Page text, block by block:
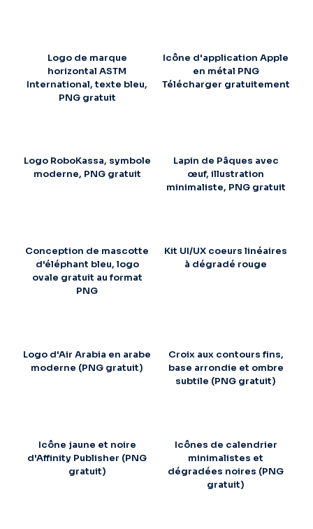
Logo de marque
horizontal ASTM
International, texte bleu,
PNG gratuit
Icône d'application Apple
en métal PNG
Télécharger gratuitement
Logo RoboKassa, symbole
moderne, PNG gratuit
Lapin de Pâques avec
œuf, illustration
minimaliste, PNG gratuit
Conception de mascotte
d'éléphant bleu, logo
ovale gratuit au format
PNG
Kit UI/UX coeurs linéaires
à dégradé rouge
Logo d'Air Arabia en arabe
moderne (PNG gratuit)
Croix aux contours fins,
base arrondie et ombre
subtile (PNG gratuit)
Icône jaune et noire
d'Affinity Publisher (PNG
gratuit)
Icônes de calendrier
minimalistes et
dégradées noires (PNG
gratuit)